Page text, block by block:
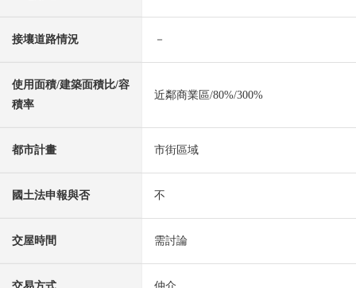
接壤道路情況 －
使用面積/建築面積比/容
積率
近鄰商業區/80%/300%
都市計畫 市街區域
國土法申報與否 不
交屋時間 需討論